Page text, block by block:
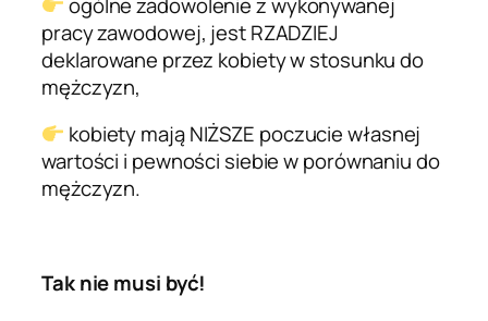
pracy zawodowej, jest RZADZIEJ
deklarowane przez kobiety w stosunku do
mężczyzn,
kobiety mają NIŻSZE poczucie własnej
wartości i pewności siebie w porównaniu do
mężczyzn.
Tak nie musi być!